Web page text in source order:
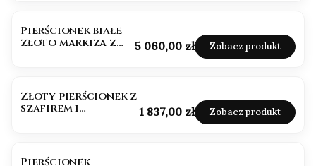
Pierścionek białe
złoto markiza z
Cena
5 060,00 zł Zobacz produkt
Złoty pierścionek z
szafirem i
Cena
1 837,00 zł Zobacz produkt
Pierścionek